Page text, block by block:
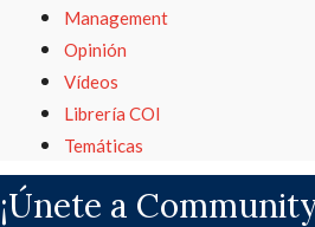
Management
Opinión
Vídeos
Librería COI
Temáticas
¡Únete a